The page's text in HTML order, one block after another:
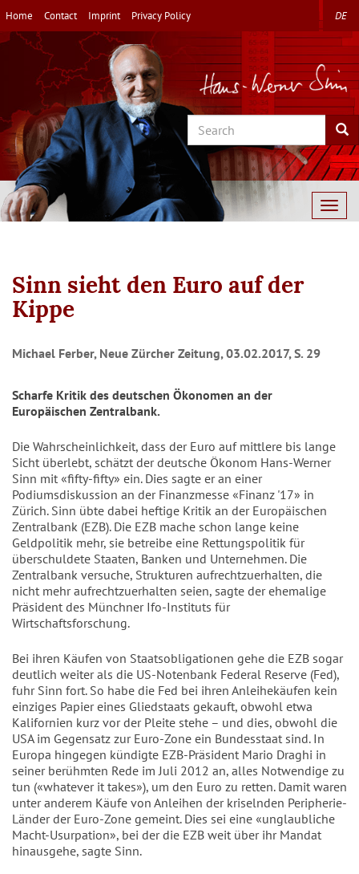
Skip
to
main
Home Contact Imprint Privacy Policy DE
Search
Sinn sieht den Euro auf der
Kippe
Michael Ferber, Neue Zürcher Zeitung, 03.02.2017, S. 29
Scharfe Kritik des deutschen Ökonomen an der
Europäischen Zentralbank.
Die Wahrscheinlichkeit, dass der Euro auf mittlere bis lange
Sicht überlebt, schätzt der deutsche Ökonom Hans-Werner
Sinn mit «fifty-fifty» ein. Dies sagte er an einer
Podiumsdiskussion an der Finanzmesse «Finanz '17» in
Zürich. Sinn übte dabei heftige Kritik an der Europäischen
Zentralbank (EZB). Die EZB mache schon lange keine
Geldpolitik mehr, sie betreibe eine Rettungspolitik für
überschuldete Staaten, Banken und Unternehmen. Die
Zentralbank versuche, Strukturen aufrechtzuerhalten, die
nicht mehr aufrechtzuerhalten seien, sagte der ehemalige
Präsident des Münchner Ifo-Instituts für
Wirtschaftsforschung.
Bei ihren Käufen von Staatsobligationen gehe die EZB sogar
deutlich weiter als die US-Notenbank Federal Reserve (Fed),
fuhr Sinn fort. So habe die Fed bei ihren Anleihekäufen kein
einziges Papier eines Gliedstaats gekauft, obwohl etwa
Kalifornien kurz vor der Pleite stehe – und dies, obwohl die
USA im Gegensatz zur Euro-Zone ein Bundesstaat sind. In
Europa hingegen kündigte EZB-Präsident Mario Draghi in
seiner berühmten Rede im Juli 2012 an, alles Notwendige zu
tun («whatever it takes»), um den Euro zu retten. Damit waren
unter anderem Käufe von Anleihen der kriselnden Peripherie-
Länder der Euro-Zone gemeint. Dies sei eine «unglaubliche
Macht-Usurpation», bei der die EZB weit über ihr Mandat
hinausgehe, sagte Sinn.